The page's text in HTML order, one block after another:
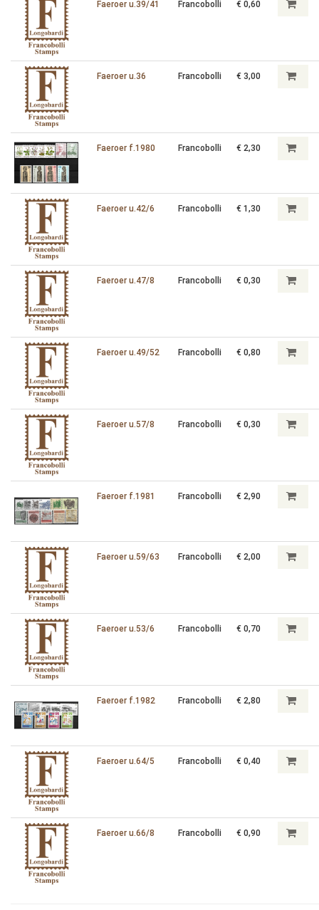
Faeroer u.39/41 Francobolli € 0,60
Faeroer u.36 Francobolli € 3,00
Faeroer f.1980 Francobolli € 2,30
Faeroer u.42/6 Francobolli € 1,30
Faeroer u.47/8 Francobolli € 0,30
Faeroer u.49/52 Francobolli € 0,80
Faeroer u.57/8 Francobolli € 0,30
Faeroer f.1981 Francobolli € 2,90
Faeroer u.59/63 Francobolli € 2,00
Faeroer u.53/6 Francobolli € 0,70
Faeroer f.1982 Francobolli € 2,80
Faeroer u.64/5 Francobolli € 0,40
Faeroer u.66/8 Francobolli € 0,90